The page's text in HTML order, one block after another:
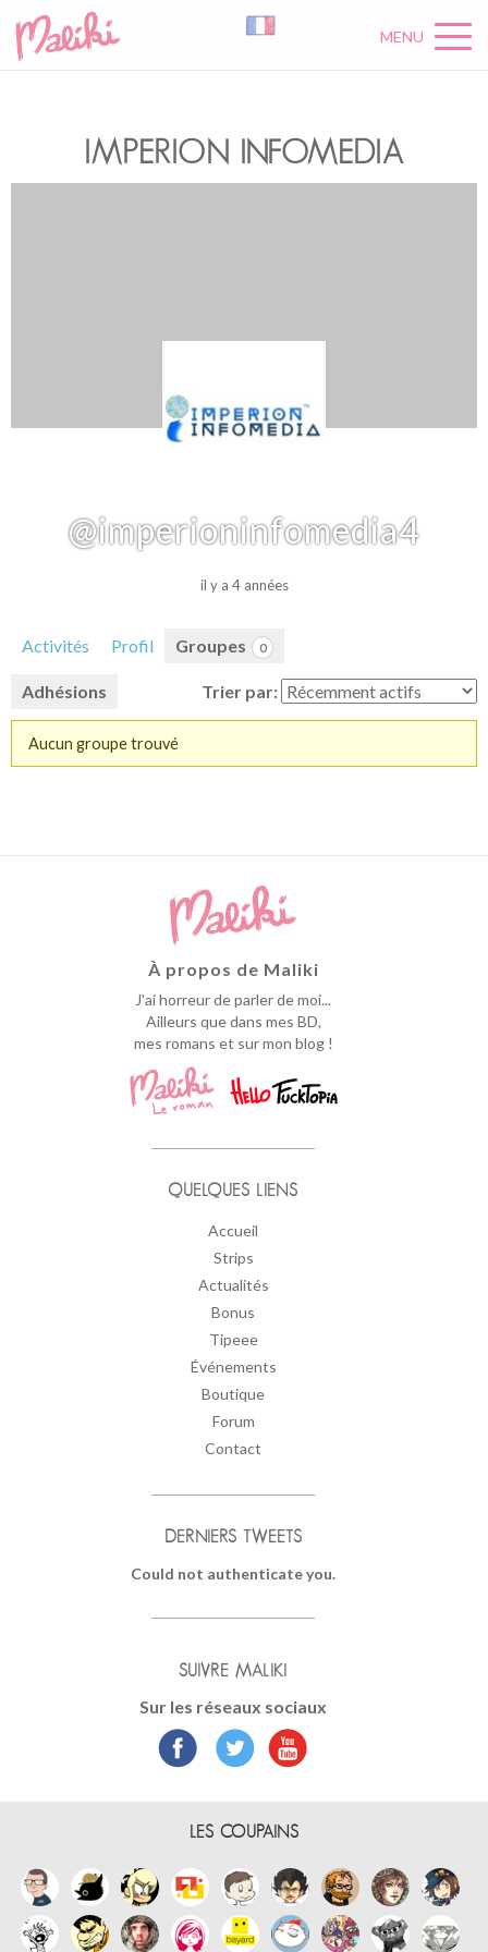
MENU
IMPERION INFOMEDIA
@imperioninfomedia4
il y a 4 années
Activités Profil Groupes 0
Adhésions Trier par:
Groupes
Aucun groupe trouvé
À propos de Maliki
J'ai horreur de parler de moi...
Ailleurs que dans mes BD,
mes romans et sur mon blog !
QUELQUES LIENS
Accueil
Strips
Actualités
Bonus
Tipeee
Événements
Boutique
Forum
Contact
DERNIERS TWEETS
Could not authenticate you.
SUIVRE MALIKI
Sur les réseaux sociaux
LES COUPAINS